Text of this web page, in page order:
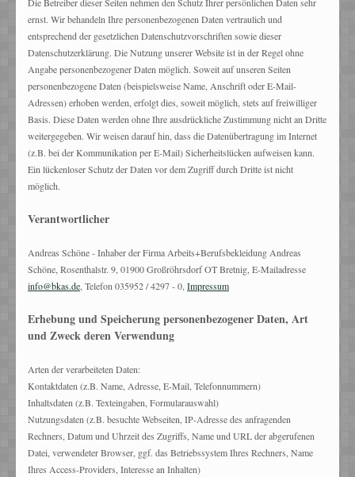
ernst. Wir behandeln Ihre personenbezogenen Daten vertraulich und
entsprechend der gesetzlichen Datenschutzvorschriften sowie dieser
Datenschutzerklärung. Die Nutzung unserer Website ist in der Regel ohne
Angabe personenbezogener Daten möglich. Soweit auf unseren Seiten
personenbezogene Daten (beispielsweise Name, Anschrift oder E-Mail-
Adressen) erhoben werden, erfolgt dies, soweit möglich, stets auf freiwilliger
Basis. Diese Daten werden ohne Ihre ausdrückliche Zustimmung nicht an Dritte
weitergegeben. Wir weisen darauf hin, dass die Datenübertragung im Internet
(z.B. bei der Kommunikation per E-Mail) Sicherheitslücken aufweisen kann.
Ein lückenloser Schutz der Daten vor dem Zugriff durch Dritte ist nicht
möglich.
Verantwortlicher
Andreas Schöne - Inhaber der Firma Arbeits+Berufsbekleidung Andreas
Schöne, Rosenthalstr. 9, 01900 Großröhrsdorf OT Bretnig, E-Mailadresse
info@bkas.de , Telefon 035952 / 4297 - 0, Impressum
Erhebung und Speicherung personenbezogener Daten, Art
und Zweck deren Verwendung
Arten der verarbeiteten Daten:
Kontaktdaten (z.B. Name, Adresse, E-Mail, Telefonnummern)
Inhaltsdaten (z.B. Texteingaben, Formularauswahl)
Nutzungsdaten (z.B. besuchte Webseiten, IP-Adresse des anfragenden
Rechners, Datum und Uhrzeit des Zugriffs, Name und URL der abgerufenen
Datei, verwendeter Browser, ggf. das Betriebssystem Ihres Rechners, Name
Ihres Access-Providers, Interesse an Inhalten)